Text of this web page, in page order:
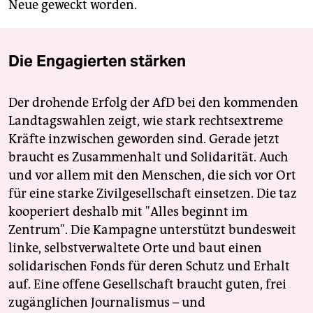
Neue geweckt worden.
Die Engagierten stärken
Der drohende Erfolg der AfD bei den kommenden
Landtagswahlen zeigt, wie stark rechtsextreme
Kräfte inzwischen geworden sind. Gerade jetzt
braucht es Zusammenhalt und Solidarität. Auch
und vor allem mit den Menschen, die sich vor Ort
für eine starke Zivilgesellschaft einsetzen. Die taz
kooperiert deshalb mit "Alles beginnt im
Zentrum". Die Kampagne unterstützt bundesweit
linke, selbstverwaltete Orte und baut einen
solidarischen Fonds für deren Schutz und Erhalt
auf. Eine offene Gesellschaft braucht guten, frei
zugänglichen Journalismus – und